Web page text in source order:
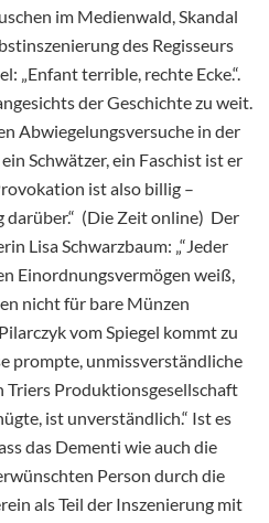
im Medienwald, Skandal
des Regisseurs
„Enfant terrible, rechte Ecke.“.
der Geschichte zu weit.
Abwiegelungsversuche in der
Schwätzer, ein Faschist ist er
ist also billig –
darüber.“ (Die Zeit online) Der
Lisa Schwarzbaum: „“Jeder
Einordnungsvermögen weiß,
nicht für bare Münzen
vom Spiegel kommt zu
prompte, unmissverständliche
Triers Produktionsgesellschaft
ist unverständlich.“ Ist es
das Dementi wie auch die
Person durch die
als Teil der Inszenierung mit